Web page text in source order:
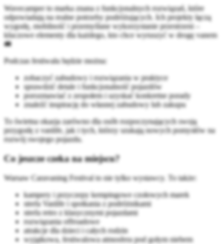
Wavecamper to marka znana z funkcjonalnych rozwiązań, które
odpowiadają na realne potrzeby podróżujących. Ich projekty łączą
wygodę, mobilność i przemyślane wykorzystanie przestrzeni –
kluczowe elementy dla każdego, kto chce wyruszyć w drogę vanem
🚐
Podczas festiwalu będzie można:
zobaczyć zabudowy i rozwiązania w praktyce
sprawdzić detale i funkcjonalność pojazdów
porozmawiać z zespołem i uzyskać konkretne porady
znaleźć inspirację do własnej zabudowy lub zakupu
To świetna okazja zarówno dla osób rozpoczynających swoją
przygodę z vanlife, jak i tych, którzy szukają nowych pomysłów na
rozwój swojego pojazdu.
Co jeszcze czeka na miejscu?
Warsaw Caravaning Festival to nie tylko wystawcy. To także:
kampery i przyczepy kempingowe czołowych marek
strefa Vanlife i spotkania z podróżnikami
strefa retro z klasycznymi pojazdami
rozwiązania offroadowe
atrakcje dla dzieci i całych rodzin
wyjątkowa, festiwalowa atmosfera pod gołym niebem